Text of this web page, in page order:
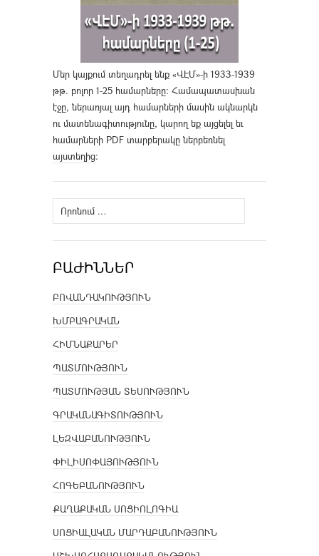
Մեր կայքում տեղադրել ենք «ՎԷՄ»-ի 1933-1939
թթ. բոլոր 1-25 համարները։ Համապատասխան
էջը, ներառյալ այդ համարների մասին ակնարկն
ու մատենագիտությունը, կարող եք այցելել եւ
համարների PDF տարբերակը ներբեռնել
այստեղից։
Որոնել՝
ԲԱԺԻՆՆԵՐ
ԲՈՎԱՆԴԱԿՈՒԹՅՈՒՆ
ԽՄԲԱԳՐԱԿԱՆ
ՀԻՄՆԱՔԱՐԵՐ
ՊԱՏՄՈՒԹՅՈՒՆ
ՊԱՏՄՈՒԹՅԱՆ ՏԵՍՈՒԹՅՈՒՆ
ԳՐԱԿԱՆԱԳԻՏՈՒԹՅՈՒՆ
ԼԵԶՎԱԲԱՆՈՒԹՅՈՒՆ
ՓԻԼԻՍՈՓԱՅՈՒԹՅՈՒՆ
ՀՈԳԵԲԱՆՈՒԹՅՈՒՆ
ՔԱՂԱՔԱԿԱՆ ՍՈՑԻՈԼՈԳԻԱ
ՍՈՑԻԱԼԱԿԱՆ ՄԱՐԴԱԲԱՆՈՒԹՅՈՒՆ